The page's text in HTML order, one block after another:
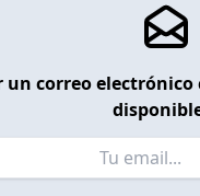
un correo